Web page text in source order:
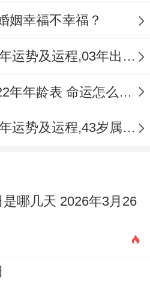
姻幸福不幸福？
2003年属羊人2022年运势及运程,03年出生的19岁属羊2022年每月运程详解
属羊的今年多大2022年年龄表 命运怎么样？
1979年属羊女2022年运势及运程,43岁属羊人2022全年每月运势女性如何
哪几天 2026年3月26